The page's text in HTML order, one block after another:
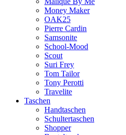
Money Maker
OAK25
Pierre Cardin
Samsonite
School-Mood
Scout
Suri Frey
Tom Tailor
Tony Perotti
Travelite
Taschen
Handtaschen
Schultertaschen
Shopper